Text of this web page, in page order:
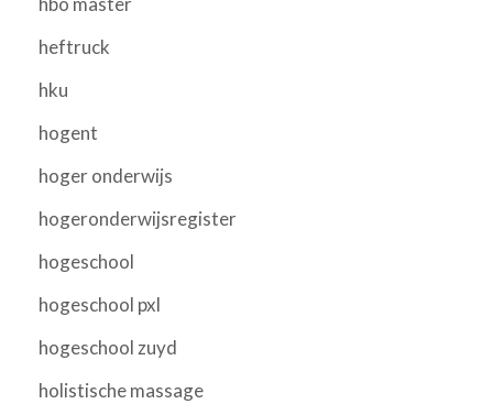
heftruck
hku
hogent
hoger onderwijs
hogeronderwijsregister
hogeschool
hogeschool pxl
hogeschool zuyd
holistische massage